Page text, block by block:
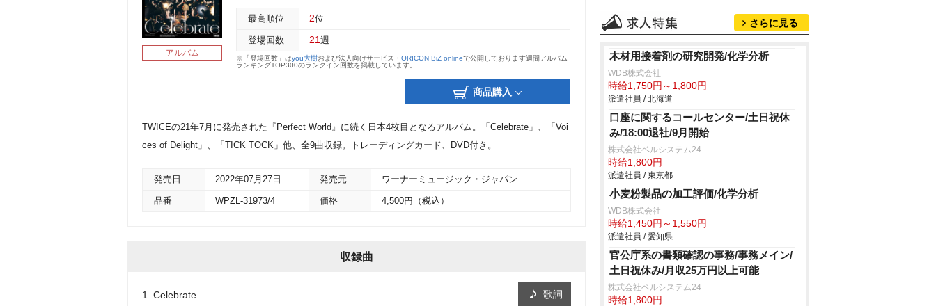
アルバム
最高順位 2位
登場回数 21 週
※「登場回数」はyou大樹および法人向けサービス・ ORICON BiZ onlineで公開しております週間アルバム
ランキングTOP300のランクイン回数を掲載しています。
商品購入
TWICEの21年7月に発売された『Perfect World』に続く日本4枚目となるアルバム。「Celebrate」、「Voi
ces of Delight」、「TICK TOCK」他、全9曲収録。トレーディングカード、DVD付き。
発売日 2022年07月27日 発売元 ワーナーミュージック・ジャパン
品番 WPZL-31973/4 価格 4,500円（税込）
収録曲
1. Celebrate 歌詞
さらに見る
木材用接着剤の研究開発/化学分析
WDB株式会社
時給1,750円～1,800円
派遣社員 / 北海道
口座に関するコールセンター/土日祝休
み/18:00退社/9月開始
株式会社ベルシステム24
時給1,800円
派遣社員 / 東京都
小麦粉製品の加工評価/化学分析
WDB株式会社
時給1,450円～1,550円
派遣社員 / 愛知県
官公庁系の書類確認の事務/事務メイン/
土日祝休み/月収25万円以上可能
株式会社ベルシステム24
時給1,800円